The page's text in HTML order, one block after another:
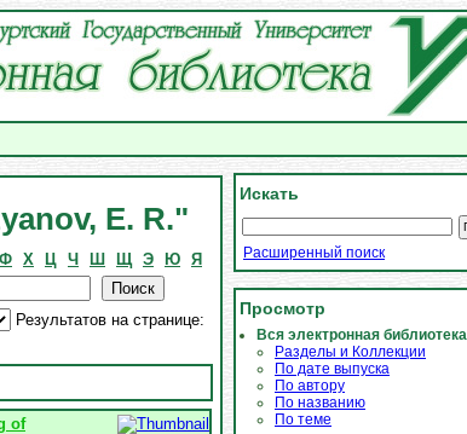
E. R."
Ф Х Ц Ч Ш Щ Э Ю Я
Результатов на странице:
of
Искать
Расширенный поиск
Просмотр
Вся электронная библиотека
Разделы и Коллекции
По дате выпуска
По автору
По названию
По теме